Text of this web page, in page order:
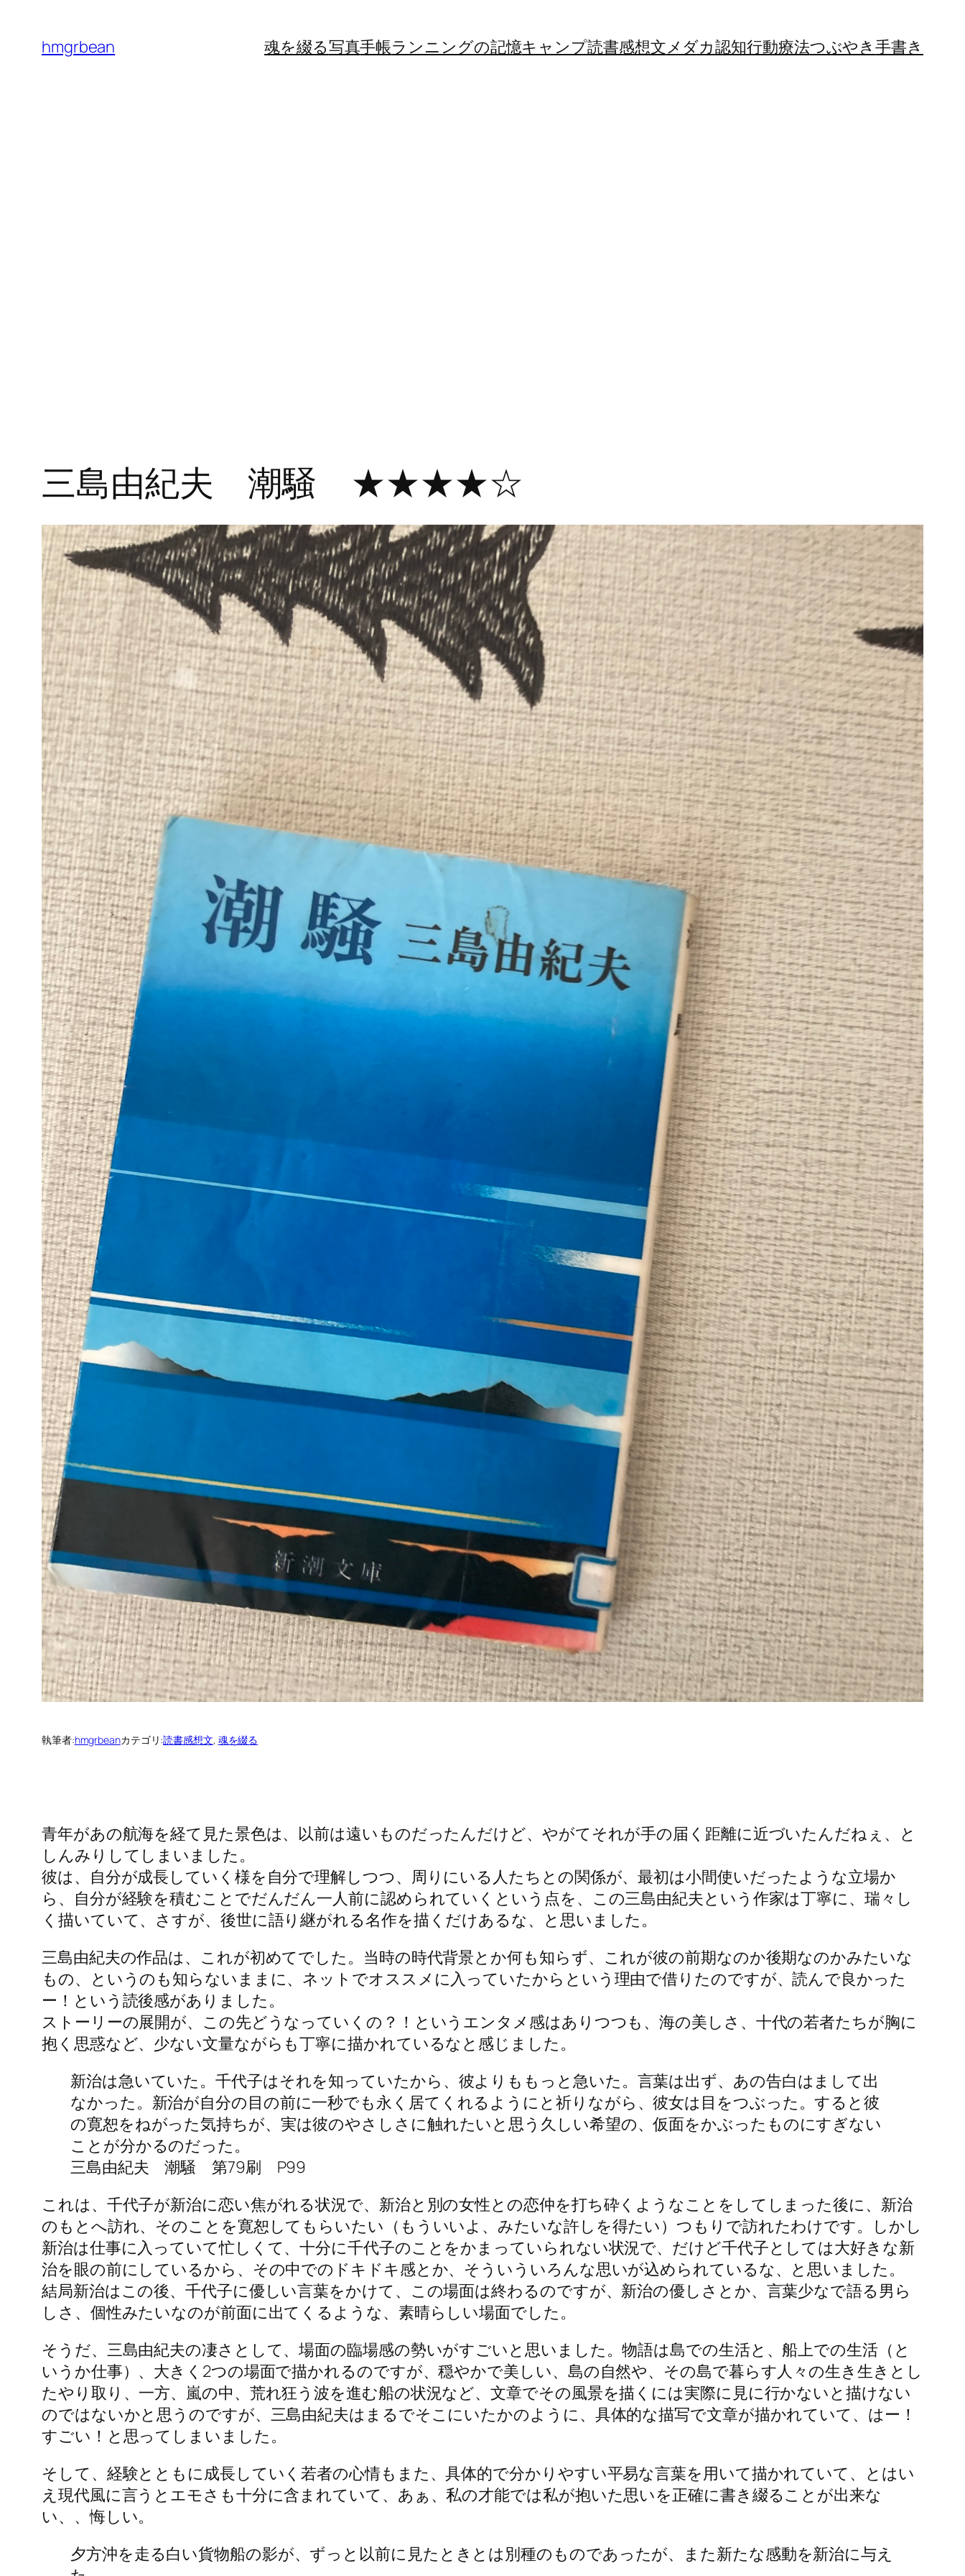
hmgrbean 魂を綴る写真手帳ランニングの記憶キャンプ読書感想文メダカ認知行動療法つぶやき手書き
三島由紀夫 潮騒 ★★★★☆
執筆者:hmgrbeanカテゴリ:読書感想文, 魂を綴る
青年があの航海を経て見た景色は、以前は遠いものだったんだけど、やがてそれが手の届く距離に近づいたんだねぇ、と
しんみりしてしまいました。
彼は、自分が成長していく様を自分で理解しつつ、周りにいる人たちとの関係が、最初は小間使いだったような立場か
ら、自分が経験を積むことでだんだん一人前に認められていくという点を、この三島由紀夫という作家は丁寧に、瑞々し
く描いていて、さすが、後世に語り継がれる名作を描くだけあるな、と思いました。
三島由紀夫の作品は、これが初めてでした。当時の時代背景とか何も知らず、これが彼の前期なのか後期なのかみたいな
もの、というのも知らないままに、ネットでオススメに入っていたからという理由で借りたのですが、読んで良かった
ー！という読後感がありました。
ストーリーの展開が、この先どうなっていくの？！というエンタメ感はありつつも、海の美しさ、十代の若者たちが胸に
抱く思惑など、少ない文量ながらも丁寧に描かれているなと感じました。
新治は急いていた。千代子はそれを知っていたから、彼よりももっと急いた。言葉は出ず、あの告白はまして出
なかった。新治が自分の目の前に一秒でも永く居てくれるようにと祈りながら、彼女は目をつぶった。すると彼
の寛恕をねがった気持ちが、実は彼のやさしさに触れたいと思う久しい希望の、仮面をかぶったものにすぎない
ことが分かるのだった。
三島由紀夫 潮騒 第79刷 P99
これは、千代子が新治に恋い焦がれる状況で、新治と別の女性との恋仲を打ち砕くようなことをしてしまった後に、新治
のもとへ訪れ、そのことを寛恕してもらいたい（もういいよ、みたいな許しを得たい）つもりで訪れたわけです。しかし
新治は仕事に入っていて忙しくて、十分に千代子のことをかまっていられない状況で、だけど千代子としては大好きな新
治を眼の前にしているから、その中でのドキドキ感とか、そういういろんな思いが込められているな、と思いました。
結局新治はこの後、千代子に優しい言葉をかけて、この場面は終わるのですが、新治の優しさとか、言葉少なで語る男ら
しさ、個性みたいなのが前面に出てくるような、素晴らしい場面でした。
そうだ、三島由紀夫の凄さとして、場面の臨場感の勢いがすごいと思いました。物語は島での生活と、船上での生活（と
いうか仕事）、大きく2つの場面で描かれるのですが、穏やかで美しい、島の自然や、その島で暮らす人々の生き生きとし
たやり取り、一方、嵐の中、荒れ狂う波を進む船の状況など、文章でその風景を描くには実際に見に行かないと描けない
のではないかと思うのですが、三島由紀夫はまるでそこにいたかのように、具体的な描写で文章が描かれていて、はー！
すごい！と思ってしまいました。
そして、経験とともに成長していく若者の心情もまた、具体的で分かりやすい平易な言葉を用いて描かれていて、とはい
え現代風に言うとエモさも十分に含まれていて、あぁ、私の才能では私が抱いた思いを正確に書き綴ることが出来な
い、、悔しい。
夕方沖を走る白い貨物船の影が、ずっと以前に見たときとは別種のものであったが、また新たな感動を新治に与え